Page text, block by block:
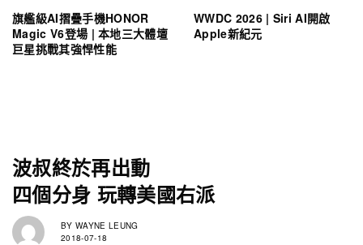
旗艦級AI摺疊手機HONOR
Magic V6登場 | 本地三大體壇
巨星挑戰其強悍性能
WWDC 2026 | Siri AI開啟
Apple新紀元
波叔終於再出動
四個分身 玩轉美國右派
BY WAYNE LEUNG
2018-07-18